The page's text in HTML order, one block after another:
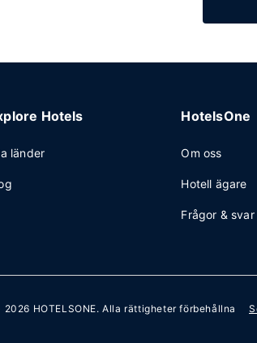
Hotels
länder
HotelsOne
Om oss
Hotell ägare
Frågor & svar
2026 HOTELSONE. Alla rättigheter förbehållna